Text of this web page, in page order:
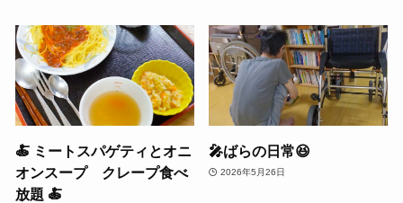
🍝 ミートスパゲティとオニ
オンスープ クレープ食べ
放題 🍝
🎤ばらの日常😆
2026年5月26日